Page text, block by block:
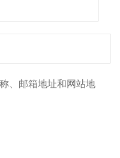
、邮箱地址和网站地